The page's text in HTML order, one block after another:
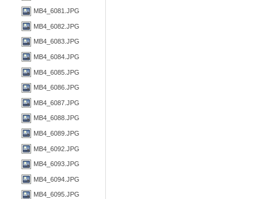
MB4_6081.JPG
MB4_6082.JPG
MB4_6083.JPG
MB4_6084.JPG
MB4_6085.JPG
MB4_6086.JPG
MB4_6087.JPG
MB4_6088.JPG
MB4_6089.JPG
MB4_6092.JPG
MB4_6093.JPG
MB4_6094.JPG
MB4_6095.JPG